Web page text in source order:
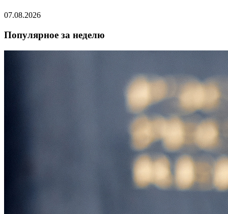
07.08.2026
Популярное за неделю